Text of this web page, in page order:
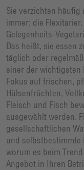
Sie verzichten
immer: die
Das heißt, sie essen
täglich oder
einer der wichtigsten
Fokus auf frischen,
Hülsenfrüchten,
Fleisch und Fisch
ausgewählt werden.
gesellschaftlichen
und selbstbestimmte
worum es beim
Angebot in Ihren